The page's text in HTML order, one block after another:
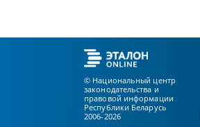
© Национальный центр
законодательства и
правовой информации
Республики Беларусь
2006-2026